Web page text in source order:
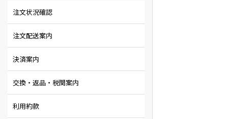
注文状況確認
注文配送案内
決済案内
交換・返品・税関案内
利用約款